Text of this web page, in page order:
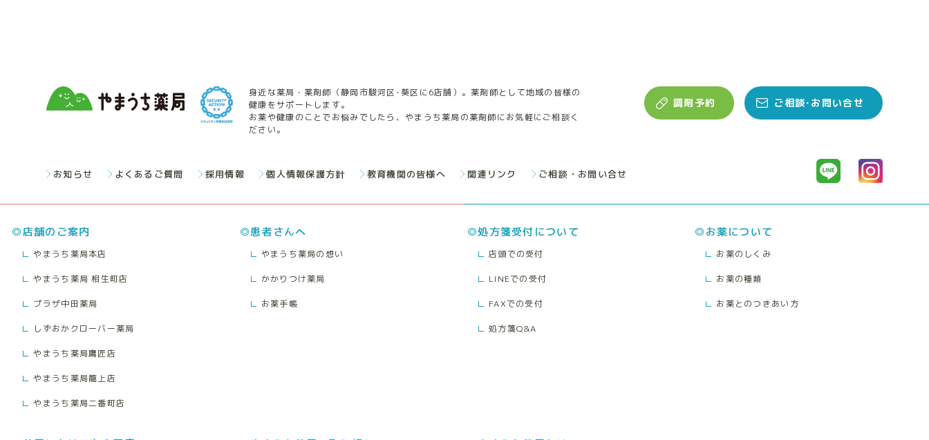
身近な薬局・薬剤師（静岡市駿河区･葵区に6店舗）。薬剤師として地域の皆様の
健康をサポートします。
お薬や健康のことでお悩みでしたら、やまうち薬局の薬剤師にお気軽にご相談く
ださい。
調剤予約 ご相談･お問い合せ
お知らせ よくあるご質問 採用情報 個人情報保護方針 教育機関の皆様へ 関連リンク ご相談・お問い合せ
店舗のご案内
やまうち薬局本店
やまうち薬局 相生町店
プラザ中田薬局
しずおかクローバー薬局
やまうち薬局鷹匠店
やまうち薬局籠上店
やまうち薬局二番町店
患者さんへ
やまうち薬局の想い
かかりつけ薬局
お薬手帳
処方箋受付について
店頭での受付
LINEでの受付
FAXでの受付
処方箋Q&A
お薬について
お薬のしくみ
お薬の種類
お薬とのつきあい方